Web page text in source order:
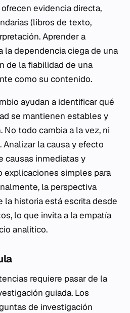
evidencia directa,
(libros de texto,
Aprender a
la dependencia ciega de una
de la fiabilidad de una
como su contenido.
ayudan a identificar qué
se mantienen estables y
No todo cambia a la vez, ni
la causa y efecto
causas inmediatas y
explicaciones simples para
la perspectiva
la historia está escrita desde
lo que invita a la empatía
analítico.
requiere pasar de la
guiada. Los
de investigación